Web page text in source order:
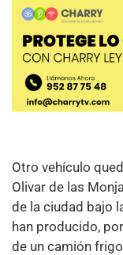
Otro vehículo
Olivar de las
de la ciudad bajo
han producido,
de un camión